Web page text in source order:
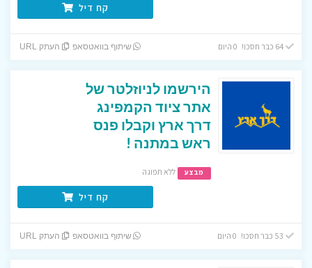
קח דיל
64 כבר חסכו! 0 היום שיתוף בוואטסאפ העתק URL
הירשמו לניוזלטר של
אתר ציוד הקמפינג
דרך ארץ וקבלו פנס
ראש במתנה !
מבצע ללא תפוגה
קח דיל
שיתוף בוואטסאפ העתק URL